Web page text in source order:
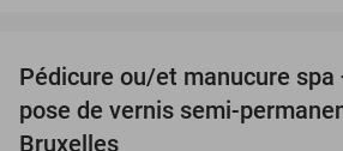
Pédicure ou/et manucure spa
pose de vernis semi-
Bruxelles